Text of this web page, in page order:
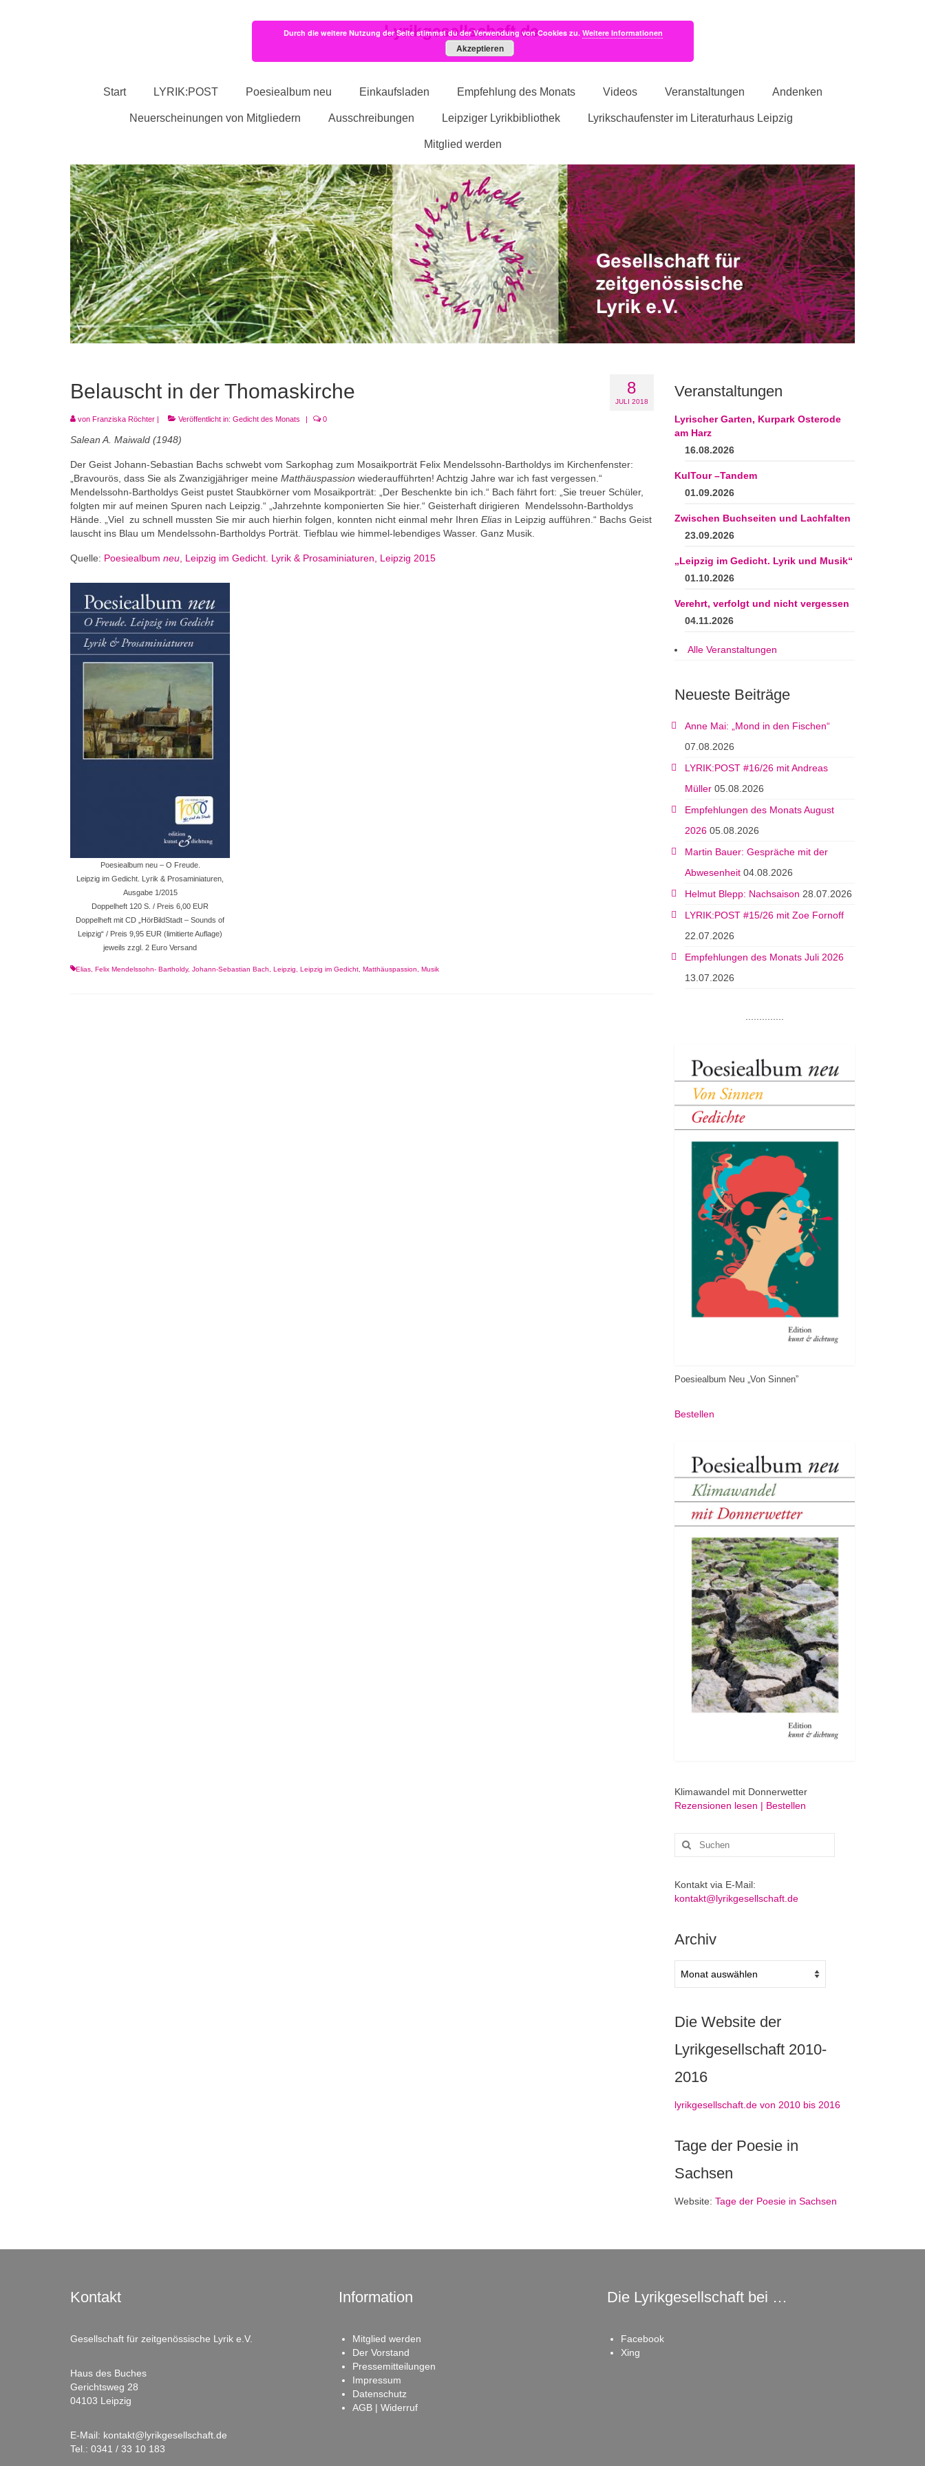
Start LYRIK:POST Poesiealbum neu Einkaufsladen Empfehlung des Monats Videos Veranstaltungen Andenken
Neuerscheinungen von Mitgliedern Ausschreibungen Leipziger Lyrikbibliothek Lyrikschaufenster im Literaturhaus Leipzig
Mitglied werden
8
JULI 2018
Belauscht in der Thomaskirche
von Franziska Röchter | Veröffentlicht in: Gedicht des Monats | 0
Salean A. Maiwald (1948)
Der Geist Johann-Sebastian Bachs schwebt vom Sarkophag zum Mosaikporträt Felix Mendelssohn-Bartholdys im Kirchenfenster:
„Bravourös, dass Sie als Zwanzigjähriger meine Matthäuspassion wiederaufführten! Achtzig Jahre war ich fast vergessen.“
Mendelssohn-Bartholdys Geist pustet Staubkörner vom Mosaikporträt: „Der Beschenkte bin ich.“ Bach fährt fort: „Sie treuer Schüler,
folgten mir auf meinen Spuren nach Leipzig.“ „Jahrzehnte komponierten Sie hier.“ Geisterhaft dirigieren Mendelssohn-Bartholdys
Hände. „Viel zu schnell mussten Sie mir auch hierhin folgen, konnten nicht einmal mehr Ihren Elias in Leipzig aufführen.“ Bachs Geist
lauscht ins Blau um Mendelssohn-Bartholdys Porträt. Tiefblau wie himmel-lebendiges Wasser. Ganz Musik.
Quelle: Poesiealbum neu , Leipzig im Gedicht. Lyrik & Prosaminiaturen, Leipzig 2015
Poesiealbum neu – O Freude.
Leipzig im Gedicht. Lyrik & Prosaminiaturen,
Ausgabe 1/2015
Doppelheft 120 S. / Preis 6,00 EUR
Doppelheft mit CD „HörBildStadt – Sounds of
Leipzig“ / Preis 9,95 EUR (limitierte Auflage)
jeweils zzgl. 2 Euro Versand
Elias Felix Mendelssohn- Bartholdy, Johann-Sebastian Bach Leipzig Leipzig im Gedicht Matthäuspassion Musik
Veranstaltungen
Lyrischer Garten, Kurpark Osterode
am Harz
16.08.2026
KulTour –Tandem
01.09.2026
Zwischen Buchseiten und Lachfalten
23.09.2026
„Leipzig im Gedicht. Lyrik und Musik“
01.10.2026
Verehrt, verfolgt und nicht vergessen
04.11.2026
Alle Veranstaltungen
Neueste Beiträge
Anne Mai: „Mond in den Fischen“
07.08.2026
LYRIK:POST #16/26 mit Andreas
Müller 05.08.2026
Empfehlungen des Monats August
2026 05.08.2026
Martin Bauer: Gespräche mit der
Abwesenheit 04.08.2026
Helmut Blepp: Nachsaison 28.07.2026
LYRIK:POST #15/26 mit Zoe Fornoff
22.07.2026
Empfehlungen des Monats Juli 2026
13.07.2026
Poesiealbum Neu „Von Sinnen”
Bestellen
Klimawandel mit Donnerwetter
Rezensionen lesen | Bestellen
Suchen
nach:
Kontakt via E-Mail:
kontakt@lyrikgesellschaft.de
Archiv
Die Website der
Lyrikgesellschaft 2010-
2016
lyrikgesellschaft.de von 2010 bis 2016
Tage der Poesie in
Sachsen
Website: Tage der Poesie in Sachsen
Kontakt
Gesellschaft für zeitgenössische Lyrik e.V.
Haus des Buches
Gerichtsweg 28
04103 Leipzig
E-Mail: kontakt@lyrikgesellschaft.de
Tel.: 0341 / 33 10 183
Information
Mitglied werden
Der Vorstand
Pressemitteilungen
Impressum
Datenschutz
AGB | Widerruf
Die Lyrikgesellschaft bei …
Facebook
Xing
Durch die weitere Nutzung der Seite stimmst du der Verwendung von Cookies zu. Weitere Informationen
Akzeptieren